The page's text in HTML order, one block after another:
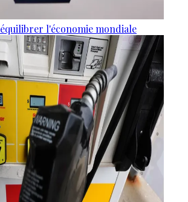
l'économie mondiale